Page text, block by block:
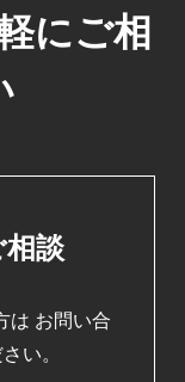
にご相
談
は お問い合
い。